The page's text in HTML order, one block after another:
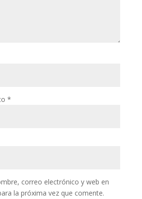
*
correo electrónico y web en
la próxima vez que comente.